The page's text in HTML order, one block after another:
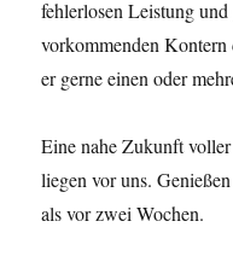
fehlerlosen Leistung
vorkommenden
er gerne einen oder
Eine nahe Zukunft
liegen vor uns.
als vor zwei Wochen.